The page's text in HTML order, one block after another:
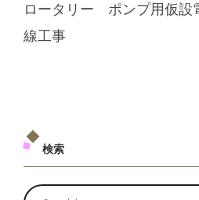
ロータリー ポンプ用仮設
線工事
検索